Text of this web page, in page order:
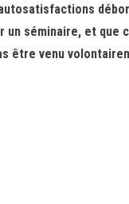
un séminaire, et que
être venu